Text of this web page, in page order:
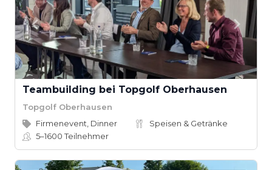
Teambuilding bei Topgolf Oberhausen
Topgolf Oberhausen
Firmenevent, Dinner
Speisen & Getränke
5–1600Teilnehmer